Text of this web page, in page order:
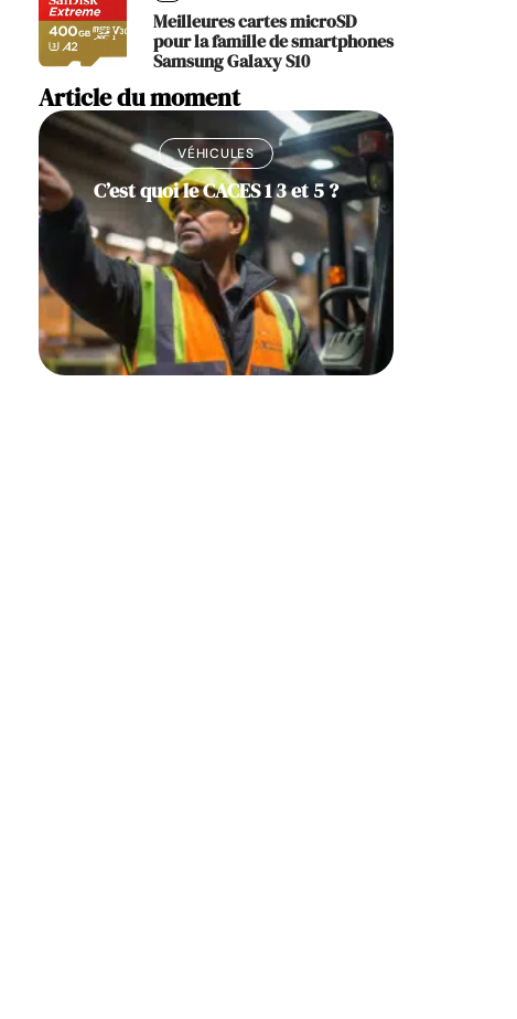
Meilleures cartes microSD
pour la famille de smartphones
Samsung Galaxy S10
Article du moment
VÉHICULES
C’est quoi le CACES 1 3 et 5 ?